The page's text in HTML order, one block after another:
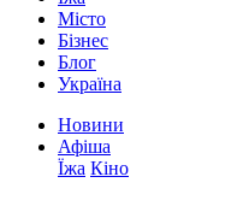
Місто
Бізнес
Блог
Україна
Новини
Афіша
Їжа Кіно